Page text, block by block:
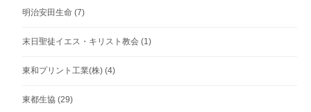
明治安田生命 (7)
末日聖徒イエス・キリスト教会 (1)
東和プリント工業(株) (4)
東都生協 (29)